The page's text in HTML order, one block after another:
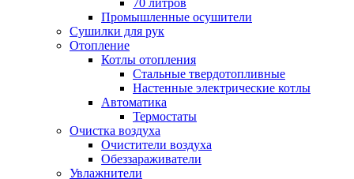
70 литров
Промышленные осушители
Сушилки для рук
Отопление
Котлы отопления
Стальные твердотопливные
Настенные электрические котлы
Автоматика
Термостаты
Очистка воздуха
Очистители воздуха
Обеззараживатели
Увлажнители